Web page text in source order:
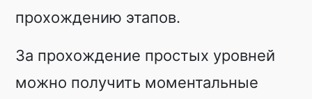
прохождению этапов.
За прохождение простых уровней
можно получить моментальные